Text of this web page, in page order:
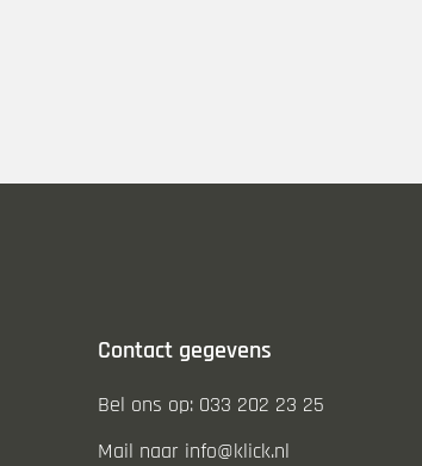
Contact gegevens
Bel ons op: 033 202 23 25
Mail naar info@klick.nl